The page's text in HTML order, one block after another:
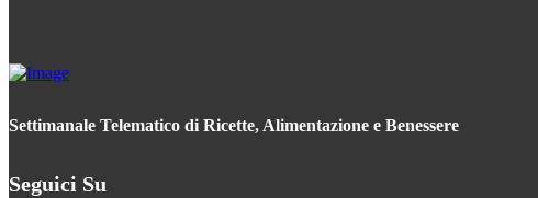
Settimanale Telematico di Ricette, Alimentazione e Benessere
Seguici Su